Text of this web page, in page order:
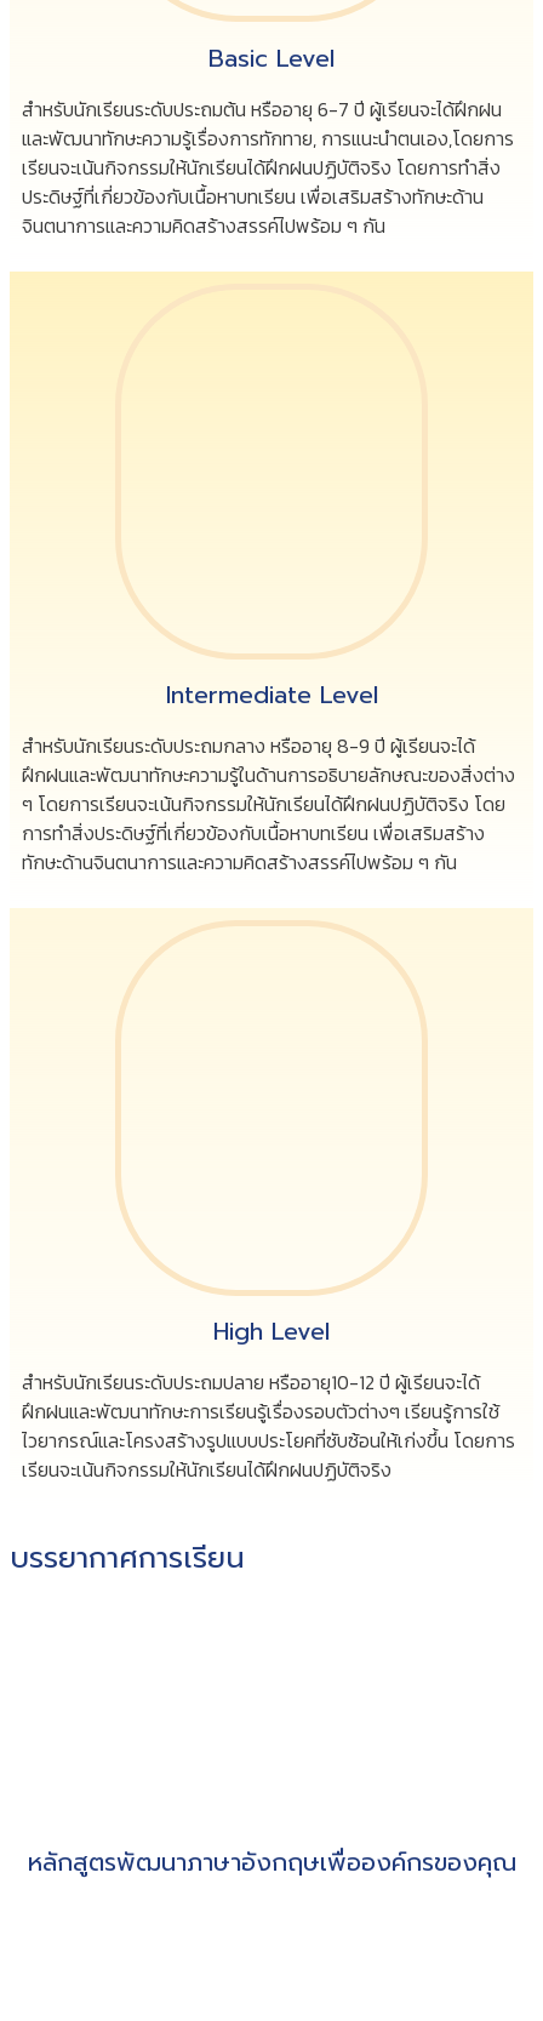
Basic Level
สำหรับนักเรียนระดับประถมต้น หรืออายุ 6-7 ปี ผู้เรียนจะได้ฝึกฝน
และพัฒนาทักษะความรู้เรื่องการทักทาย, การแนะนำตนเอง,โดยการ
เรียนจะเน้นกิจกรรมให้นักเรียนได้ฝึกฝนปฏิบัติจริง โดยการทำสิ่ง
ประดิษฐ์ที่เกี่ยวข้องกับเนื้อหาบทเรียน เพื่อเสริมสร้างทักษะด้าน
จินตนาการและความคิดสร้างสรรค์ไปพร้อม ๆ กัน
Intermediate Level
สำหรับนักเรียนระดับประถมกลาง หรืออายุ 8-9 ปี ผู้เรียนจะได้
ฝึกฝนและพัฒนาทักษะความรู้ในด้านการอธิบายลักษณะของสิ่งต่าง
ๆ โดยการเรียนจะเน้นกิจกรรมให้นักเรียนได้ฝึกฝนปฏิบัติจริง โดย
การทำสิ่งประดิษฐ์ที่เกี่ยวข้องกับเนื้อหาบทเรียน เพื่อเสริมสร้าง
ทักษะด้านจินตนาการและความคิดสร้างสรรค์ไปพร้อม ๆ กัน
High Level
สำหรับนักเรียนระดับประถมปลาย หรืออายุ10-12 ปี ผู้เรียนจะได้
ฝึกฝนและพัฒนาทักษะการเรียนรู้เรื่องรอบตัวต่างๆ เรียนรู้การใช้
ไวยากรณ์และโครงสร้างรูปแบบประโยคที่ซับซ้อนให้เก่งขึ้น โดยการ
เรียนจะเน้นกิจกรรมให้นักเรียนได้ฝึกฝนปฏิบัติจริง
บรรยากาศการเรียน
หลักสูตรพัฒนาภาษาอังกฤษเพื่อองค์กรของคุณ